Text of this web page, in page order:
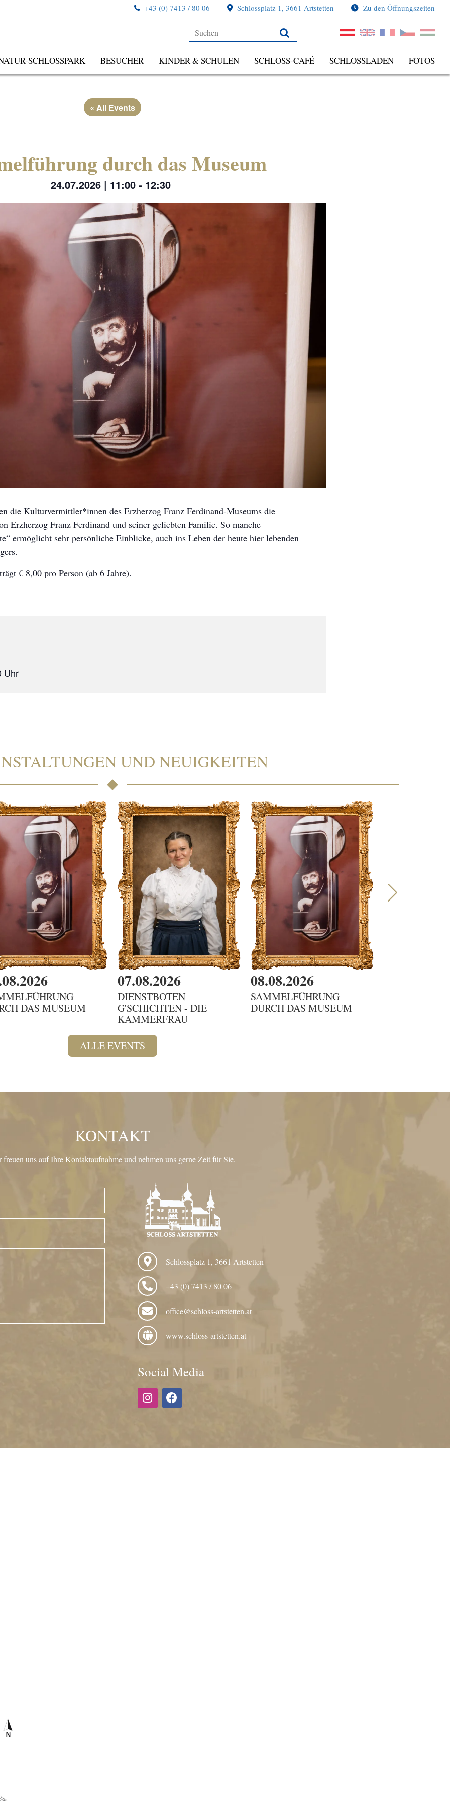
+43 (0) 7413 / 80 06 Schlossplatz 1, 3661 Artstetten Zu den Öffnungszeiten
SCHLOSSPARK BESUCHER KINDER & SCHULEN SCHLOSS-CAFÉ SCHLOSSLADEN FOTOS
« All Events
durch das Museum
24.07.2026 | 11:00- 12:30
die Kulturvermittler*innen des Erzherzog Franz Ferdinand-Museums die
Erzherzog Franz Ferdinand und seiner geliebten Familie. So manche
ermöglicht sehr persönliche Einblicke, auch ins Leben der heute hier lebenden
€ 8,00 pro Person (ab 6 Jahre).
UND NEUIGKEITEN
DAS MUSEUM
07.08.2026
DIENSTBOTEN
G'SCHICHTEN - DIE
KAMMERFRAU
08.08.2026
SAMMELFÜHRUNG
DURCH DAS MUSEUM
ALLE EVENTS
KONTAKT
freuen uns auf Ihre Kontaktaufnahme und nehmen uns gerne Zeit für Sie.
Schlossplatz 1, 3661 Artstetten
+43 (0) 7413 / 80 06
office@schloss-artstetten.at
www.schloss-artstetten.at
Social Media